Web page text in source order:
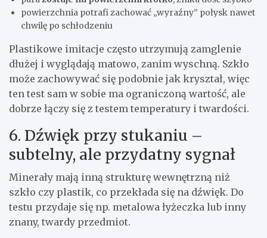
powierzchnia potrafi zachować „wyraźny” połysk nawet
chwilę po schłodzeniu
Plastikowe imitacje często utrzymują zamglenie
dłużej i wyglądają matowo, zanim wyschną. Szkło
może zachowywać się podobnie jak kryształ, więc
ten test sam w sobie ma ograniczoną wartość, ale
dobrze łączy się z testem temperatury i twardości.
6. Dźwięk przy stukaniu –
subtelny, ale przydatny sygnał
Minerały mają inną strukturę wewnętrzną niż
szkło czy plastik, co przekłada się na dźwięk. Do
testu przydaje się np. metalowa łyżeczka lub inny
znany, twardy przedmiot.